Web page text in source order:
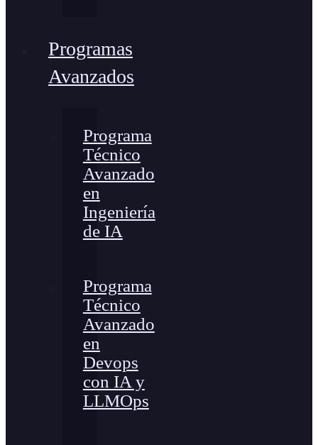
Programas
Avanzados
Programa
Técnico
Avanzado
en
Ingeniería
de IA
Programa
Técnico
Avanzado
en
Devops
con IA y
LLMOps